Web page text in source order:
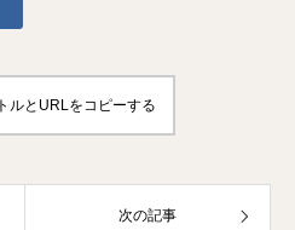
ルとURLをコピーする
次の記事